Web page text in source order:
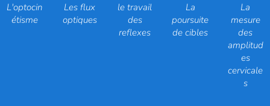
L'optocin
étisme
Les flux
optiques
le travail
des
reflexes
La
poursuite
de cibles
La
mesure
des
amplitud
es
cervicale
s